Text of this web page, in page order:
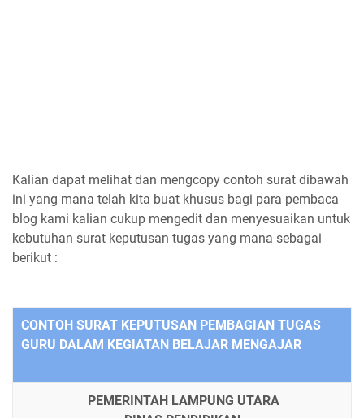
Kalian dapat melihat dan mengcopy contoh surat dibawah
ini yang mana telah kita buat khusus bagi para pembaca
blog kami kalian cukup mengedit dan menyesuaikan untuk
kebutuhan surat keputusan tugas yang mana sebagai
berikut :
CONTOH SURAT KEPUTUSAN PEMBAGIAN TUGAS
GURU DALAM KEGIATAN BELAJAR MENGAJAR
PEMERINTAH LAMPUNG UTARA